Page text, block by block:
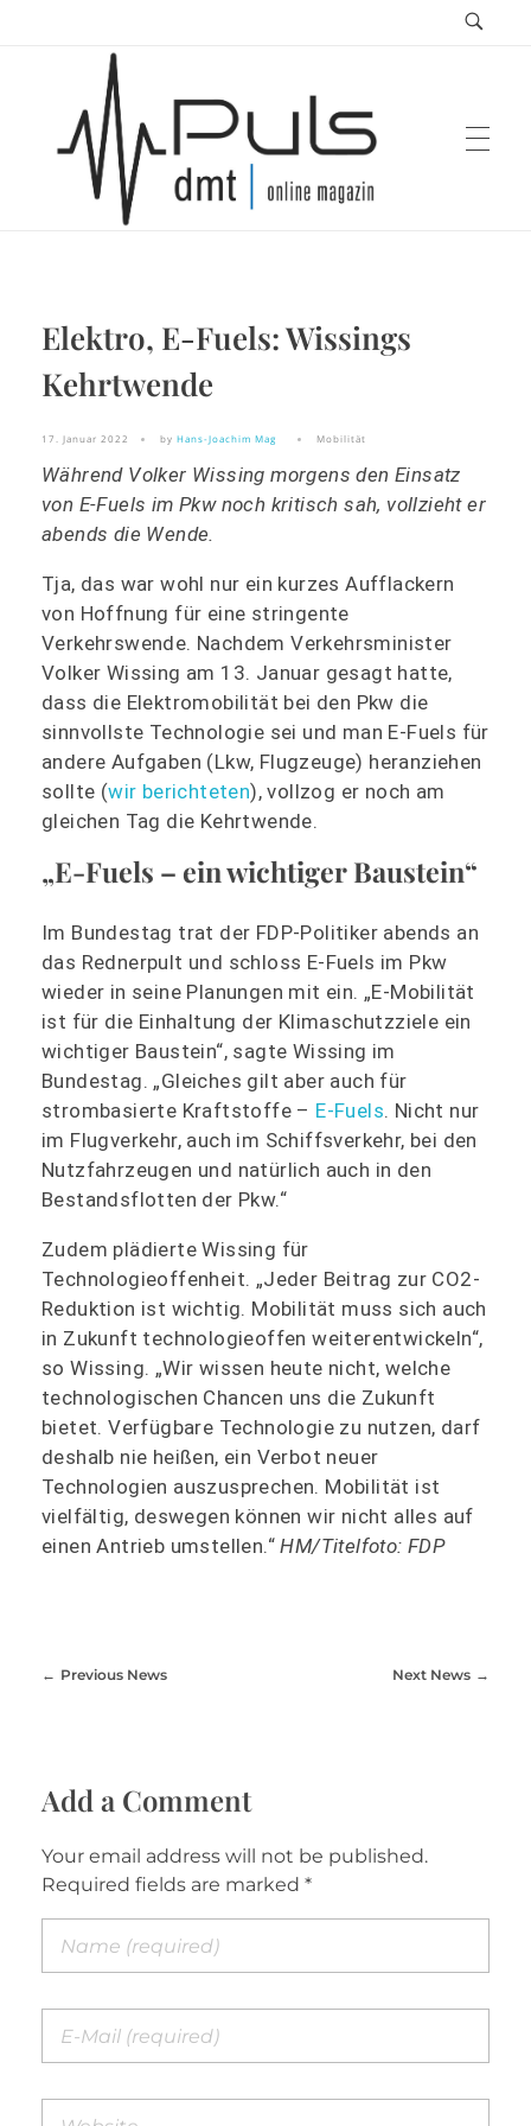
Puls Magazin
Zukunft der Mobilität
Elektro, E-Fuels: Wissings
Kehrtwende
17. Januar 2022 by Hans-Joachim Mag Mobilität
Während Volker Wissing morgens den Einsatz
von E-Fuels im Pkw noch kritisch sah, vollzieht er
abends die Wende.
Tja, das war wohl nur ein kurzes Aufflackern
von Hoffnung für eine stringente
Verkehrswende. Nachdem Verkehrsminister
Volker Wissing am 13. Januar gesagt hatte,
dass die Elektromobilität bei den Pkw die
sinnvollste Technologie sei und man E-Fuels für
andere Aufgaben (Lkw, Flugzeuge) heranziehen
sollte (wir berichteten), vollzog er noch am
gleichen Tag die Kehrtwende.
„E-Fuels – ein wichtiger Baustein“
Im Bundestag trat der FDP-Politiker abends an
das Rednerpult und schloss E-Fuels im Pkw
wieder in seine Planungen mit ein. „E-Mobilität
ist für die Einhaltung der Klimaschutzziele ein
wichtiger Baustein“, sagte Wissing im
Bundestag. „Gleiches gilt aber auch für
strombasierte Kraftstoffe – E-Fuels. Nicht nur
im Flugverkehr, auch im Schiffsverkehr, bei den
Nutzfahrzeugen und natürlich auch in den
Bestandsflotten der Pkw.“
Zudem plädierte Wissing für
Technologieoffenheit. „Jeder Beitrag zur CO2-
Reduktion ist wichtig. Mobilität muss sich auch
in Zukunft technologieoffen weiterentwickeln“,
so Wissing. „Wir wissen heute nicht, welche
technologischen Chancen uns die Zukunft
bietet. Verfügbare Technologie zu nutzen, darf
deshalb nie heißen, ein Verbot neuer
Technologien auszusprechen. Mobilität ist
vielfältig, deswegen können wir nicht alles auf
einen Antrieb umstellen.“HM/Titelfoto: FDP
Previous News Next News
Add a Comment
Your email address will not be published.
Required fields are marked *